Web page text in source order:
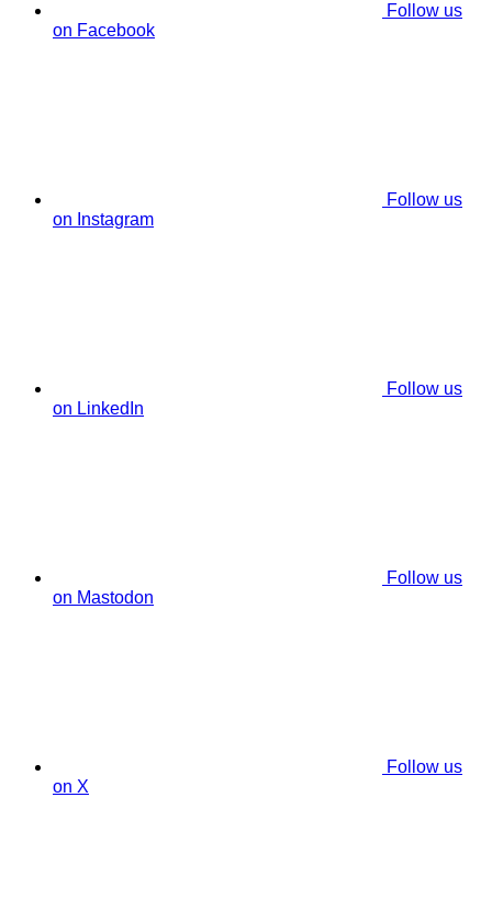
Follow us
on Facebook
Follow us
on Instagram
Follow us
on LinkedIn
Follow us
on Mastodon
Follow us
on X